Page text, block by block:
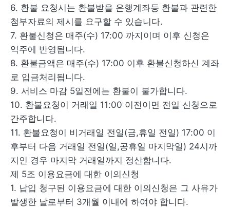
6. 환불 요청시는 환불받을 은행계좌등 환불과 관련한
첨부자료의 제시를 요구할 수 있습니다.
7. 환불신청은 매주(수) 17:00 까지이며 이후 신청은
익주에 반영됩니다.
8. 환불금액은 매주(수) 17:00 이후 환불신청하신 계좌
로 입금처리됩니다.
9. 서비스 마감 5일전에는 환불이 불가합니다.
10. 환불요청이 거래일 11:00 이전이면 전일 신청으로
간주합니다.
11. 환불요청이 비거래일 전일(금,휴일 전일) 17:00 이
후부터 다음 거래일 전일(일,공휴일 마지막일) 24시까
지인 경우 마지막 거래일까지 정산합니다.
제 5조 이용요금에 대한 이의신청
1. 납입 청구된 이용요금에 대한 이의신청은 그 사유가
발생한 날로부터 3개월 이내에 하여야 합니다.